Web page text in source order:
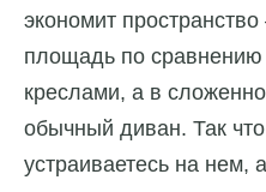
экономит
площадь по сравнению
креслами, а в
обычный диван. Так
устраиваетесь на нем,